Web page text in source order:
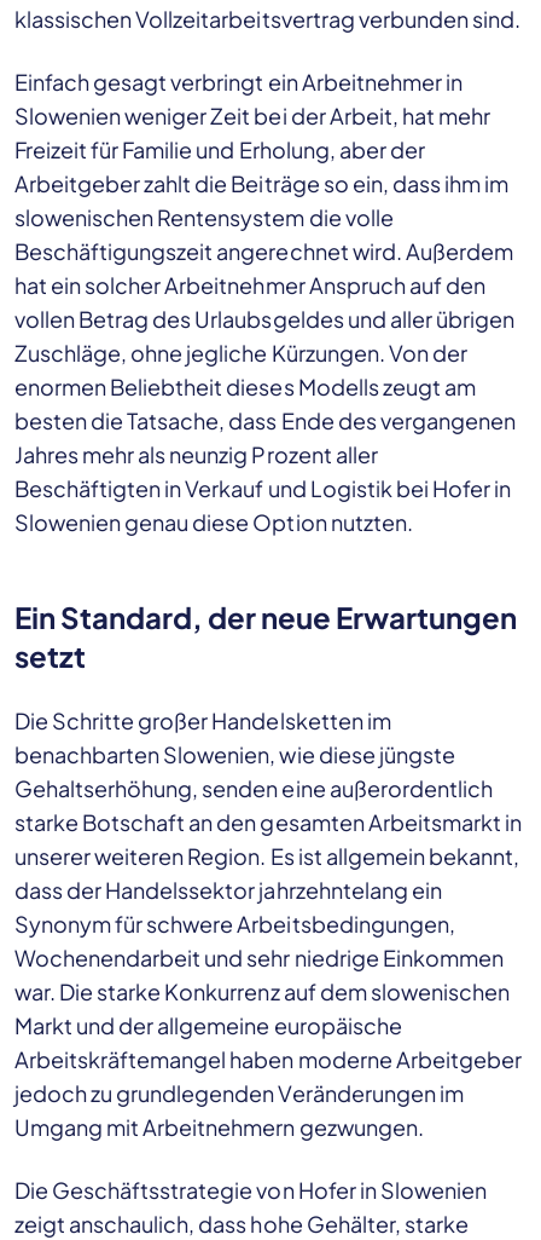
klassischen Vollzeitarbeitsvertrag verbunden sind.
Einfach gesagt verbringt ein Arbeitnehmer in
Slowenien weniger Zeit bei der Arbeit, hat mehr
Freizeit für Familie und Erholung, aber der
Arbeitgeber zahlt die Beiträge so ein, dass ihm im
slowenischen Rentensystem die volle
Beschäftigungszeit angerechnet wird. Außerdem
hat ein solcher Arbeitnehmer Anspruch auf den
vollen Betrag des Urlaubsgeldes und aller übrigen
Zuschläge, ohne jegliche Kürzungen. Von der
enormen Beliebtheit dieses Modells zeugt am
besten die Tatsache, dass Ende des vergangenen
Jahres mehr als neunzig Prozent aller
Beschäftigten in Verkauf und Logistik bei Hofer in
Slowenien genau diese Option nutzten.
Ein Standard, der neue Erwartungen
setzt
Die Schritte großer Handelsketten im
benachbarten Slowenien, wie diese jüngste
Gehaltserhöhung, senden eine außerordentlich
starke Botschaft an den gesamten Arbeitsmarkt in
unserer weiteren Region. Es ist allgemein bekannt,
dass der Handelssektor jahrzehntelang ein
Synonym für schwere Arbeitsbedingungen,
Wochenendarbeit und sehr niedrige Einkommen
war. Die starke Konkurrenz auf dem slowenischen
Markt und der allgemeine europäische
Arbeitskräftemangel haben moderne Arbeitgeber
jedoch zu grundlegenden Veränderungen im
Umgang mit Arbeitnehmern gezwungen.
Die Geschäftsstrategie von Hofer in Slowenien
zeigt anschaulich, dass hohe Gehälter, starke